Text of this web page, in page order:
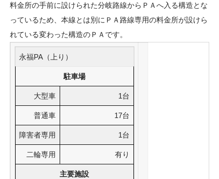
料金所の手前に設けられた分岐路線からＰＡへ入る構造とな
っているため、本線とは別にＰＡ路線専用の料金所が設けら
れている変わった構造のＰＡです。
永福PA（上り）
駐車場
大型車 1台
普通車 17台
障害者専用 1台
二輪専用 有り
主要施設